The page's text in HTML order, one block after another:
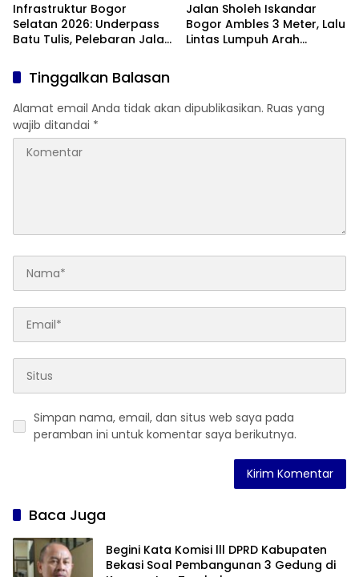
Infrastruktur Bogor
Selatan 2026: Underpass
Batu Tulis, Pelebaran Jalan
Jalan Sholeh Iskandar
Bogor Ambles 3 Meter, Lalu
Lintas Lumpuh Arah
Tinggalkan Balasan
Alamat email Anda tidak akan dipublikasikan. Ruas yang
wajib ditandai *
Simpan nama, email, dan situs web saya pada
peramban ini untuk komentar saya berikutnya.
Baca Juga
Begini Kata Komisi lll DPRD Kabupaten
Bekasi Soal Pembangunan 3 Gedung di